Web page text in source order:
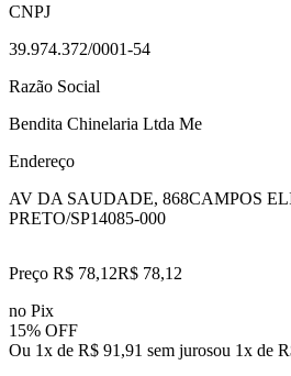
CNPJ
39.974.372/0001-54
Razão Social
Bendita Chinelaria Ltda Me
Endereço
AV DA SAUDADE, 868CAMPOS
PRETO/SP14085-000
Preço R$ 78,12R$ 78,12
no Pix
15% OFF
Ou 1x de R$ 91,91 sem jurosou 1x de